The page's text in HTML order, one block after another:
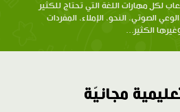
لكل مهارات اللغة التي تحتاج للكثير
الصوتي، النحو، الإملاء، المفردات
الكثير...
مجانيّة